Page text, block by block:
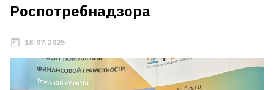
Роспотребнадзора
18.07.2025